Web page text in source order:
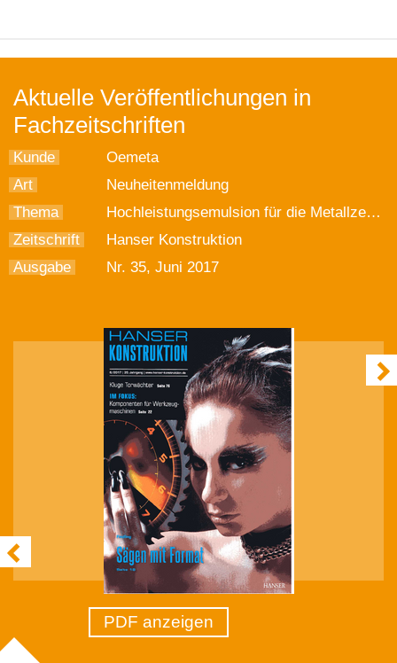
Aktuelle Veröffentlichungen in
Fachzeitschriften
Kunde
Oemeta
Art
Neuheitenmeldung
Thema
Hochleistungsemulsion für die Metallzerspannung
Zeitschrift
Hanser Konstruktion
Ausgabe
Nr. 35, Juni 2017
PDF anzeigen